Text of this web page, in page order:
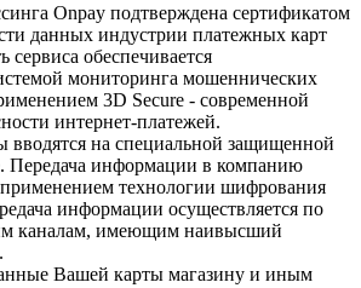
Onpay подтверждена сертификатом
данных индустрии платежных карт
обеспечивается
мониторинга мошеннических
3D Secure - современной
интернет-платежей.
на специальной защищенной
Передача информации в компанию
технологии шифрования
информации осуществляется по
каналам, имеющим наивысший
Вашей карты магазину и иным